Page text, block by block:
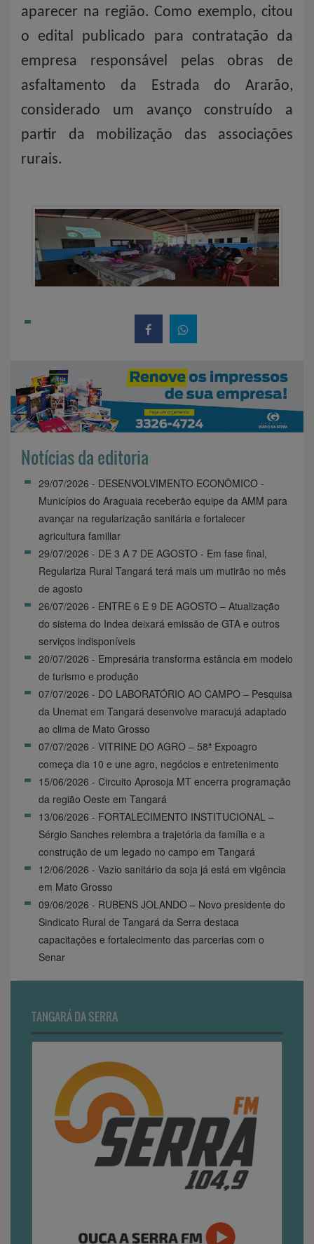
aparecer na região. Como exemplo, citou
o edital publicado para contratação da
empresa responsável pelas obras de
asfaltamento da Estrada do Ararão,
considerado um avanço construído a
partir da mobilização das associações
rurais.
Notícias da editoria
29/07/2026 - DESENVOLVIMENTO ECONÔMICO -
Municípios do Araguaia receberão equipe da AMM para
avançar na regularização sanitária e fortalecer
agricultura familiar
29/07/2026 - DE 3 A 7 DE AGOSTO - Em fase final,
Regulariza Rural Tangará terá mais um mutirão no mês
de agosto
26/07/2026 - ENTRE 6 E 9 DE AGOSTO – Atualização
do sistema do Indea deixará emissão de GTA e outros
serviços indisponíveis
20/07/2026 - Empresária transforma estância em modelo
de turismo e produção
07/07/2026 - DO LABORATÓRIO AO CAMPO – Pesquisa
da Unemat em Tangará desenvolve maracujá adaptado
ao clima de Mato Grosso
07/07/2026 - VITRINE DO AGRO – 58ª Expoagro
começa dia 10 e une agro, negócios e entretenimento
15/06/2026 - Circuito Aprosoja MT encerra programação
da região Oeste em Tangará
13/06/2026 - FORTALECIMENTO INSTITUCIONAL –
Sérgio Sanches relembra a trajetória da família e a
construção de um legado no campo em Tangará
12/06/2026 - Vazio sanitário da soja já está em vigência
em Mato Grosso
09/06/2026 - RUBENS JOLANDO – Novo presidente do
Sindicato Rural de Tangará da Serra destaca
capacitações e fortalecimento das parcerias com o
Senar
TANGARÁ DA SERRA